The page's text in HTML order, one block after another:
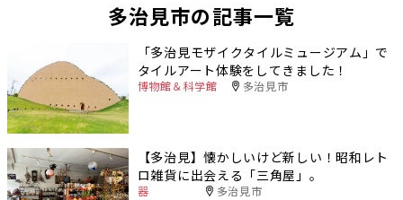
多治見市の記事一覧
「多治見モザイクタイルミュージアム」で
タイルアート体験をしてきました！
博物館＆科学館 多治見市
【多治見】懐かしいけど新しい！昭和レト
ロ雑貨に出会える「三角屋」。
器 多治見市